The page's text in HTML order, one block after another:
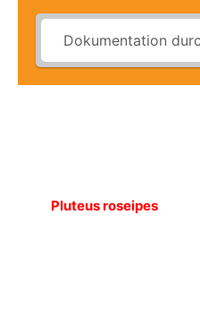
Pluteus roseipes